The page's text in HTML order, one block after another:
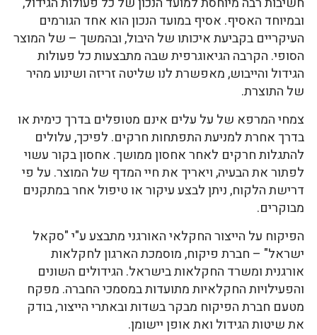
ובמיוחד האסיף. אסיף במועד הנכון הוא אחד הגורמים
העיקריים בקביעת איכותו של היבול, ובהמשך – של המוצר
הסופי. הקרבה הגיאוגרפית שבה מתבצעות כל פעולות
הגידול והייבוש, מאפשרת לנו שליטה זריזה ושינוע מהיר
של התוצרת.
צמחי המרפא של על עלים אינם מטופלים בדרך כימית או
בדרך אחרת למניעת התפתחות חרקים. לפיכך, עלולים
להתגלות חרקים לאחר אחסון ממושך. אחסון בקור עשוי
לפתור את הבעיה, ויאריך את חיי המדף של המוצר. על פי
דרישת הלקוח, ניתן לבצע עיקור או טיפול אחר במתקנים
מבוקרים.
הפיקוח על הייצור החקלאי האורגני מתבצע ע"י "סקאל
ישראל" – חברת פיקוח, מוסמכת הארגון לחקלאות
אורגנית ומשרד החקלאות בישראל. הגידולים השונים
והפעילויות החקלאיות מתועדות במסמכי החברה. מפקח
מטעם חברת הפיקוח מבקר בשדות ובאתרי הייצור, בודק
את שיטות הגידול ואת אופן יישומן.